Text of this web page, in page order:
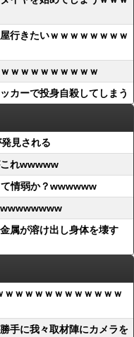
行きたいｗｗｗｗｗｗｗｗ
ｗｗｗｗｗｗｗｗｗ
カーで投身自殺してしまう
見される
これwwwww
情弱か？wwwwww
wwwwwwww
属が溶け出し身体を壊す
ｗｗｗｗｗｗｗｗｗｗｗｗ
手に我々取材陣にカメラを